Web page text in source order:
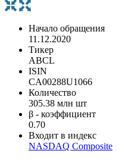
Начало обращения
11.12.2020
Тикер
ABCL
ISIN
CA00288U1066
Количество
305.38 млн шт
β - коэффициент
0.70
Входит в индекс
NASDAQ Composite